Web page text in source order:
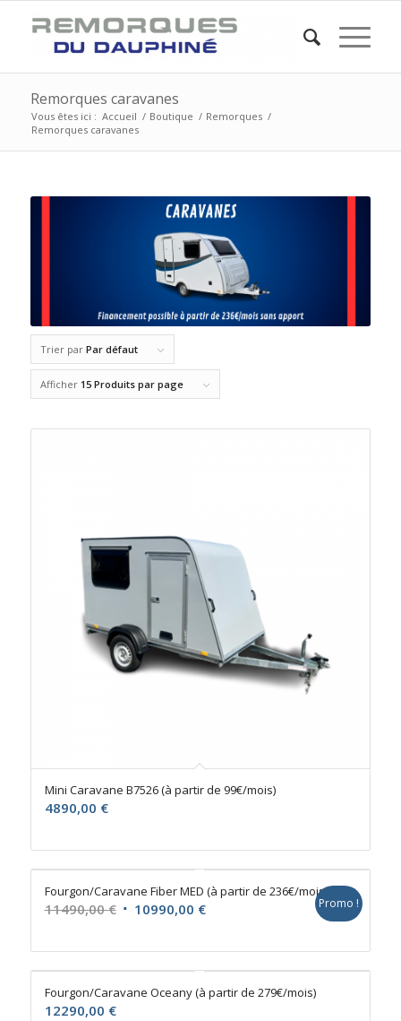
Remorques caravanes
Vous êtes ici : Accueil / Boutique / Remorques /
Remorques caravanes
Trier par Par défaut
Afficher 15 Produits par page
Mini Caravane B7526 (à partir de 99€/mois)
4890,00 €
Fourgon/Caravane Fiber MED (à partir de 236€/mois)
11490,00€ Le
initial
était :
11490,00 €.
10990,00 €Le
actuel
est :
10990,00 €.
Promo !
Fourgon/Caravane Oceany (à partir de 279€/mois)
12290,00 €